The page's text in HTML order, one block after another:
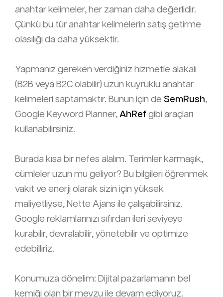
anahtar kelimeler, her zaman daha değerlidir.
Çünkü bu tür anahtar kelimelerin satış getirme
olasılığı da daha yüksektir.
Yapmanız gereken verdiğiniz hizmetle alakalı
(B2B veya B2C olabilir) uzun kuyruklu anahtar
kelimeleri saptamaktır. Bunun için de SemRush,
Google Keyword Planner, AhRef gibi araçları
kullanabilirsiniz.
Burada kısa bir nefes alalım. Terimler karmaşık,
cümleler uzun mu geliyor? Bu bilgileri öğrenmek
vakit ve enerji olarak sizin için yüksek
maliyetliyse, Nette Ajans ile çalışabilirsiniz.
Google reklamlarınızı sıfırdan ileri seviyeye
kurabilir, devralabilir, yönetebilir ve optimize
edebilliriz.
Konumuza dönelim: Dijital pazarlamanın bel
kemiği olan bir mevzu ile devam ediyoruz.